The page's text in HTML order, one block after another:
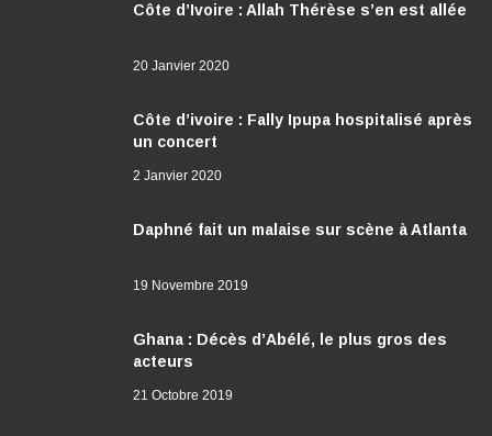
Côte d’Ivoire : Allah Thérèse s’en est allée
20 Janvier 2020
Côte d’ivoire : Fally Ipupa hospitalisé après
un concert
2 Janvier 2020
Daphné fait un malaise sur scène à Atlanta
19 Novembre 2019
Ghana : Décès d’Abélé, le plus gros des
acteurs
21 Octobre 2019